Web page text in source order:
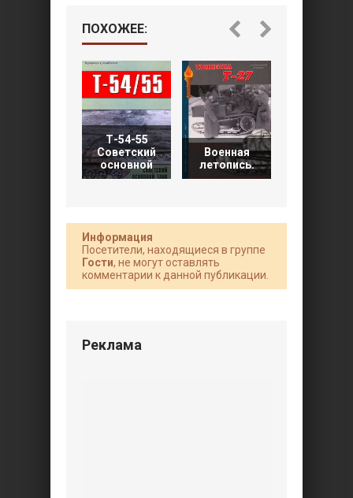
ПОХОЖЕЕ:
Т-54-55
Советский
основной
Военная
летопись.
Информация
Посетители, находящиеся в группе
Гости, не могут оставлять
комментарии к данной публикации.
Реклама